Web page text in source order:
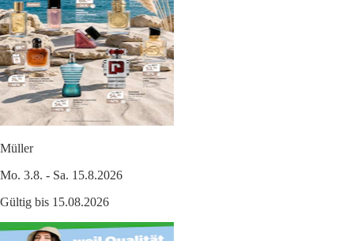
Müller
Mo. 3.8. - Sa. 15.8.2026
Gültig bis 15.08.2026